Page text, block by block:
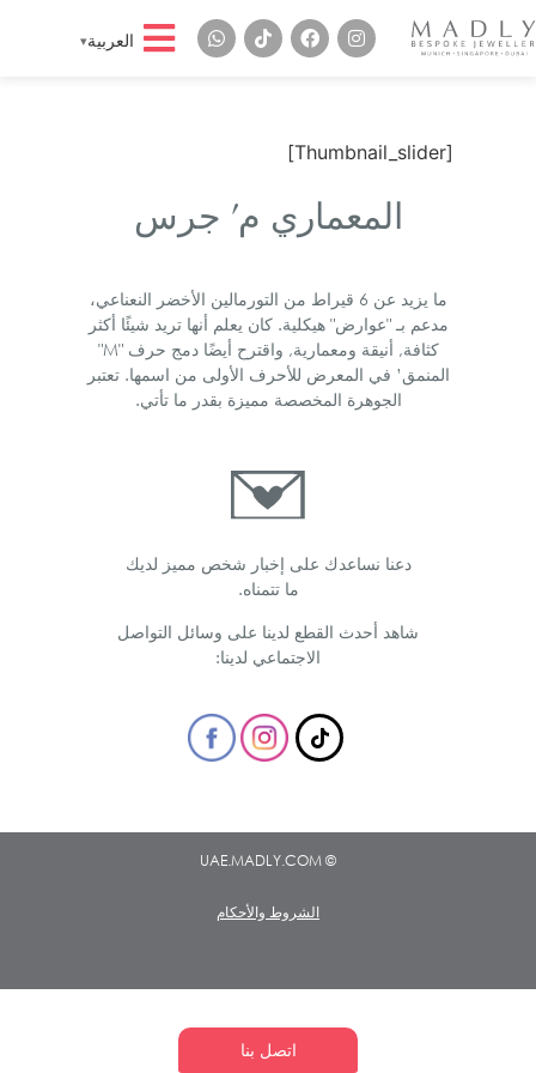
العربية
اتصل بنا
[Thumbnail_slider]
المعماري م’ جرس
ما يزيد عن 6 قيراط من التورمالين الأخضر النعناعي،
مدعم بـ "عوارض" هيكلية. كان يعلم أنها تريد شيئًا أكثر
كثافة, أنيقة ومعمارية, واقترح أيضًا دمج حرف "M"
المنمق’ في المعرض للأحرف الأولى من اسمها. تعتبر
الجوهرة المخصصة مميزة بقدر ما تأتي.
دعنا نساعدك على إخبار شخص مميز لديك
ما تتمناه.
شاهد أحدث القطع لدينا على وسائل التواصل
الاجتماعي لدينا:
© UAE.MADLY.COM
الشروط والأحكام